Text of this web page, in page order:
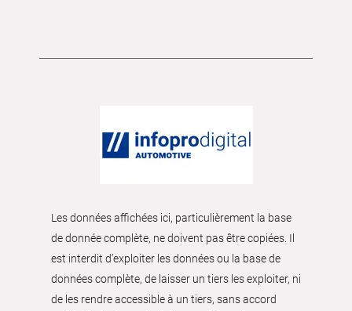
Les données affichées ici, particulièrement la base
de donnée complète, ne doivent pas être copiées. Il
est interdit d’exploiter les données ou la base de
données complète, de laisser un tiers les exploiter, ni
de les rendre accessible à un tiers, sans accord